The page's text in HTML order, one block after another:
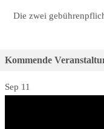
Die zwei
Kommende
Sep 11